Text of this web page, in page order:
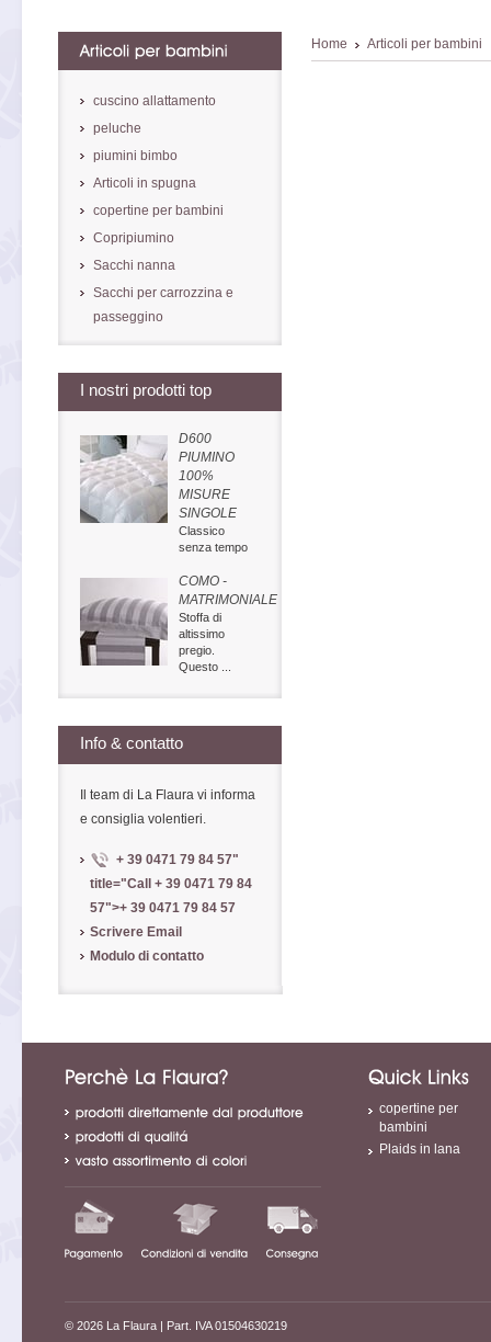
Home Articoli per bambini
cuscino allattamento
peluche
piumini bimbo
Articoli in spugna
copertine per bambini
Copripiumino
Sacchi nanna
Sacchi per carrozzina e
passeggino
I nostri prodotti top
D600
PIUMINO
100%
MISURE
SINGOLE
Classico
senza tempo
COMO -
MATRIMONIALE
Stoffa di
altissimo
pregio.
Questo ...
Info & contatto
Il team di La Flaura vi informa
e consiglia volentieri.
+ 39 0471 79 84 57"
title="Call + 39 0471 79 84
57">+ 39 0471 79 84 57
Scrivere Email
Modulo di contatto
copertine per
bambini
Plaids in lana
© 2026 La Flaura| Part. IVA 01504630219